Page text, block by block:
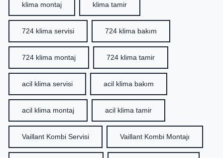
klima montaj klima tamir
724 klima servisi 724 klima bakım
724 klima montaj 724 klima tamir
acil klima servisi acil klima bakım
acil klima montaj acil klima tamir
Vaillant Kombi Servisi Vaillant Kombi Montajı